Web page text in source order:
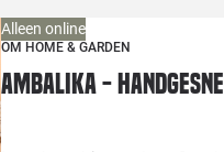
Alleen online
OM HOME & GARDEN
Ambalika -